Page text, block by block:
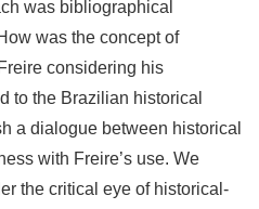
was bibliographical
was the concept of
considering his
to the Brazilian historical
a dialogue between historical
with Freire’s use. We
the critical eye of historical-